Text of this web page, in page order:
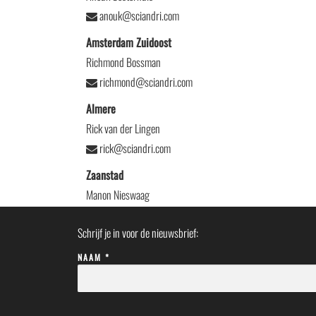
anouk@sciandri.com
Amsterdam Zuidoost
Richmond Bossman
richmond@sciandri.com
Almere
Rick van der Lingen
rick@sciandri.com
Zaanstad
Manon Nieswaag
Schrijf je in voor de nieuwsbrief:
NAAM *